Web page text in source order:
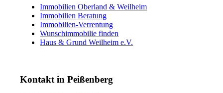
Immobilien Oberland & Weilheim
Immobilien Beratung
Immobilien-Verrentung
Wunschimmobilie finden
Haus & Grund Weilheim e.V.
Kontakt in Peißenberg